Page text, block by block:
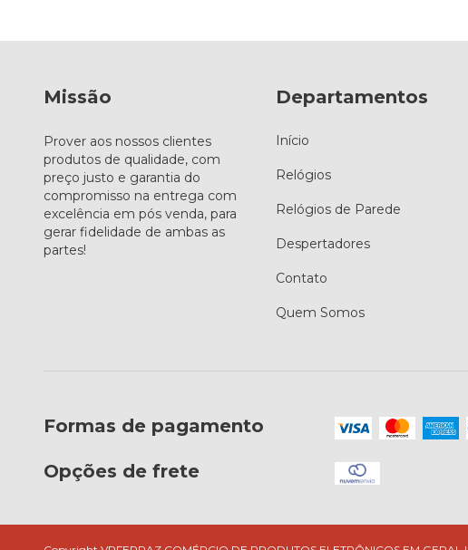
Missão
Prover aos nossos clientes
produtos de qualidade, com
preço justo e garantia do
compromisso na entrega com
excelência em pós venda, para
gerar fidelidade de ambas as
partes!
Departamentos
Início
Relógios
Relógios de Parede
Despertadores
Contato
Quem Somos
Formas de pagamento
Opções de frete